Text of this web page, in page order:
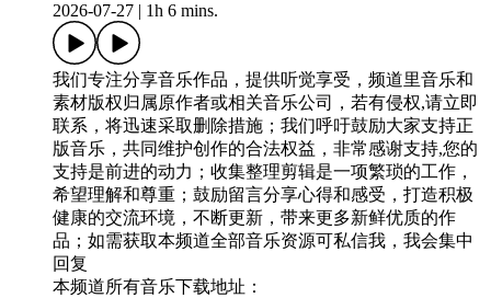
2026-07-27 1h 6 mins.
我们专注分享音乐作品，提供听觉享受，频道里音乐和
素材版权归属原作者或相关音乐公司，若有侵权,请立即
联系，将迅速采取删除措施；我们呼吁鼓励大家支持正
版音乐，共同维护创作的合法权益，非常感谢支持,您的
支持是前进的动力；收集整理剪辑是一项繁琐的工作，
希望理解和尊重；鼓励留言分享心得和感受，打造积极
健康的交流环境，不断更新，带来更多新鲜优质的作
品；如需获取本频道全部音乐资源可私信我，我会集中
回复
本频道所有音乐下载地址：